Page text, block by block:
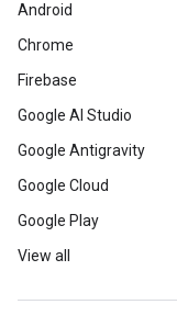
Android
Chrome
Firebase
Google AI Studio
Google Antigravity
Google Cloud
Google Play
View all